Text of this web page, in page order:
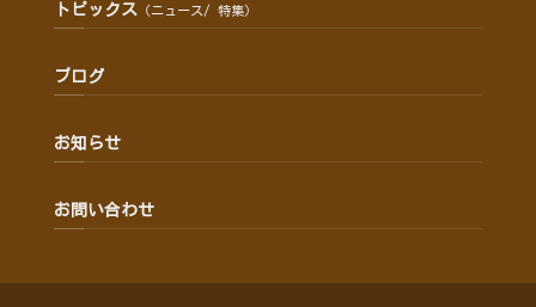
トピックス（ニュース/ 特集）
ブログ
お知らせ
お問い合わせ